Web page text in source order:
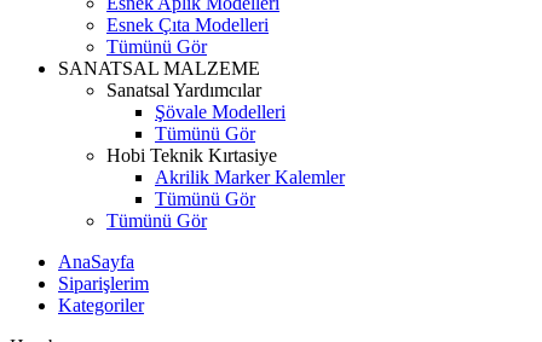
Esnek Çıta Modelleri
Tümünü Gör
SANATSAL MALZEME
Sanatsal Yardımcılar
Şövale Modelleri
Tümünü Gör
Hobi Teknik Kırtasiye
Akrilik Marker Kalemler
Tümünü Gör
Tümünü Gör
AnaSayfa
Siparişlerim
Kategoriler